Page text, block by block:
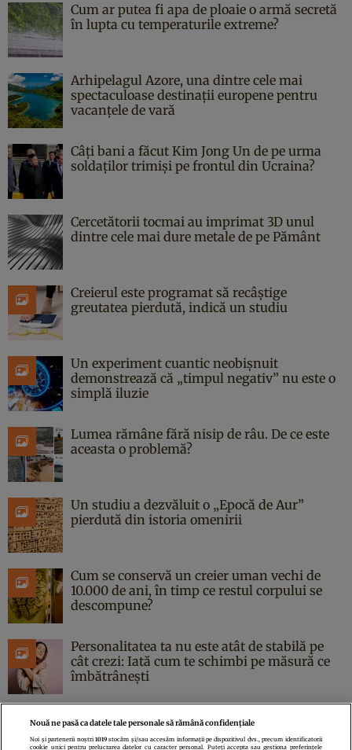
Cum ar putea fi apa de ploaie o armă secretă
în lupta cu temperaturile extreme?
Arhipelagul Azore, una dintre cele mai
spectaculoase destinații europene pentru
vacanțele de vară
Câți bani a făcut Kim Jong Un de pe urma
soldaților trimiși pe frontul din Ucraina?
Cercetătorii tocmai au imprimat 3D unul
dintre cele mai dure metale de pe Pământ
Creierul este programat să recâștige
greutatea pierdută, indică un studiu
Un experiment cuantic neobișnuit
demonstrează că „timpul negativ” nu este o
simplă iluzie
Lumea rămâne fără nisip de râu. De ce este
aceasta o problemă?
Un studiu a dezvăluit o „Epocă de Aur”
pierdută din istoria omenirii
Cum se conservă un creier uman vechi de
10.000 de ani, în timp ce restul corpului se
descompune?
Personalitatea ta nu este atât de stabilă pe
cât crezi: Iată cum te schimbi pe măsură ce
îmbătrânești
Nouă ne pasă ca datele tale personale să rămână confidențiale
Noi și partenerii noștri1019 stocăm și/sau accesăm informații pe dispozitivul dvs., precum identificatorii
cookie unici pentru prelucrarea datelor cu caracter personal. Puteți accepta sau gestiona preferințele